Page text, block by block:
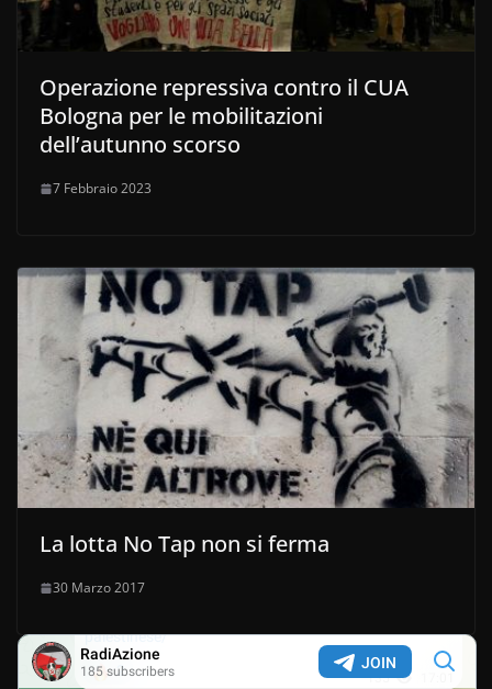
Operazione repressiva contro il CUA
Bologna per le mobilitazioni
dell’autunno scorso
7 Febbraio 2023
La lotta No Tap non si ferma
30 Marzo 2017